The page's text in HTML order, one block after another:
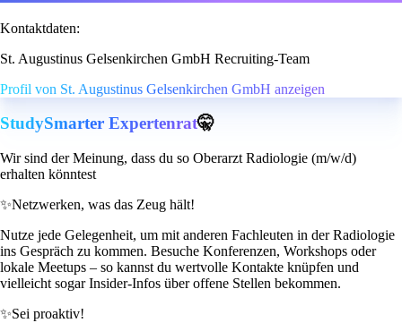
Kontaktdaten:
St. Augustinus Gelsenkirchen GmbH Recruiting-Team
Profil von St. Augustinus Gelsenkirchen GmbH anzeigen
StudySmarter Expertenrat🤫
Wir sind der Meinung, dass du so Oberarzt Radiologie (m/w/d)
erhalten könntest
✨Netzwerken, was das Zeug hält!
Nutze jede Gelegenheit, um mit anderen Fachleuten in der Radiologie
ins Gespräch zu kommen. Besuche Konferenzen, Workshops oder
lokale Meetups – so kannst du wertvolle Kontakte knüpfen und
vielleicht sogar Insider-Infos über offene Stellen bekommen.
✨Sei proaktiv!